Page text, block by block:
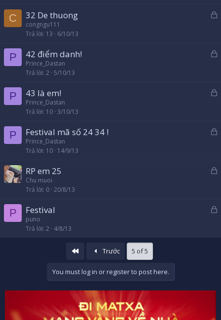
ó
C
ó
32 De thuong
congngu111
Trả lời 13 6/10/13
P
ó
42 điểm danh!
Prince_Dastan
Trả lời 2 5/10/13
P
ó
43 là em!
Prince_Dastan
Trả lời 10 3/10/13
P
ó
Festival mã số 24 34 !
Prince_Dastan
Trả lời 10 14/9/13
ó
RP em 25
Chu muoi
Trả lời 0 20/8/13
P Festival
puno
Trả lời 2 4/8/13
Trước 5 of 5
You must log in or register to post here.